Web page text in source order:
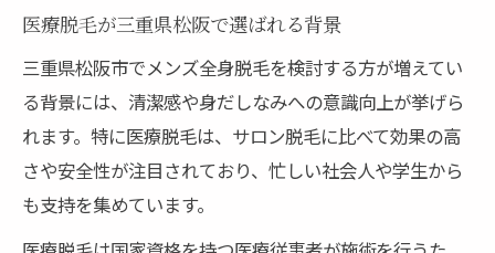
医療脱毛が三重県松阪で選ばれる背景
三重県松阪市でメンズ全身脱毛を検討する方が増えてい
る背景には、清潔感や身だしなみへの意識向上が挙げら
れます。特に医療脱毛は、サロン脱毛に比べて効果の高
さや安全性が注目されており、忙しい社会人や学生から
も支持を集めています。